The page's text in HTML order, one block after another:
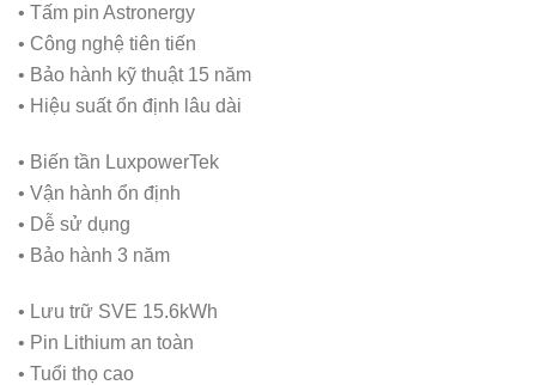
• Tấm pin Astronergy
• Công nghệ tiên tiến
• Bảo hành kỹ thuật 15 năm
• Hiệu suất ổn định lâu dài
• Biến tần LuxpowerTek
• Vận hành ổn định
• Dễ sử dụng
• Bảo hành 3 năm
• Lưu trữ SVE 15.6kWh
• Pin Lithium an toàn
• Tuổi thọ cao